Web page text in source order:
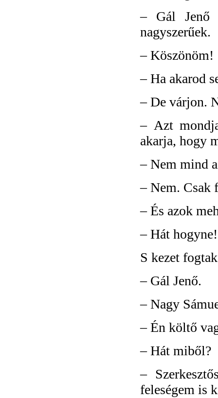
– Gál Jenő
nagyszerűek.
–Köszönöm!
–Ha akarod
–De várjon.
– Azt
akarja, hogy
–Nem mind
–Nem. Csak
–És azok
–Hát hogyne!
S kezet
– Gál Jenő.
–Nagy
–Én költő
–Hát miből?
–
feleségem is